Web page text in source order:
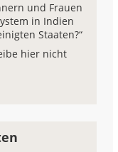
und Frauen
in Indien
Staaten?“
hier nicht